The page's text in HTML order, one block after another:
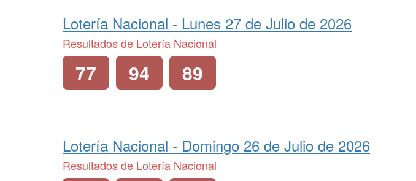
Lotería Nacional - Lunes 27 de Julio de 2026
Resultados de Lotería Nacional
77 94 89
Lotería Nacional - Domingo 26 de Julio de 2026
Resultados de Lotería Nacional